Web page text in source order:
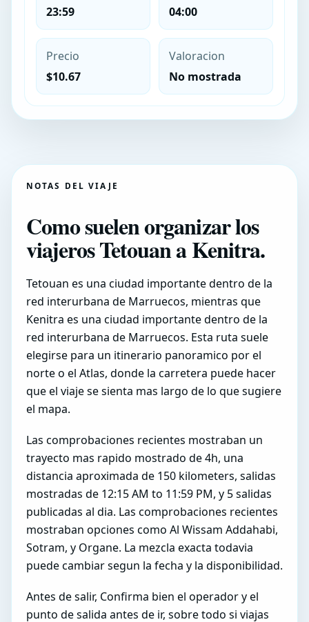
23:59
04:00
Precio
$10.67
Valoracion
No mostrada
NOTAS DEL VIAJE
Como suelen organizar los
viajeros Tetouan a Kenitra.
Tetouan es una ciudad importante dentro de la
red interurbana de Marruecos, mientras que
Kenitra es una ciudad importante dentro de la
red interurbana de Marruecos. Esta ruta suele
elegirse para un itinerario panoramico por el
norte o el Atlas, donde la carretera puede hacer
que el viaje se sienta mas largo de lo que sugiere
el mapa.
Las comprobaciones recientes mostraban un
trayecto mas rapido mostrado de 4h, una
distancia aproximada de 150 kilometers, salidas
mostradas de 12:15 AM to 11:59 PM, y 5 salidas
publicadas al dia. Las comprobaciones recientes
mostraban opciones como Al Wissam Addahabi,
Sotram, y Organe. La mezcla exacta todavia
puede cambiar segun la fecha y la disponibilidad.
Antes de salir, Confirma bien el operador y el
punto de salida antes de ir, sobre todo si viajas